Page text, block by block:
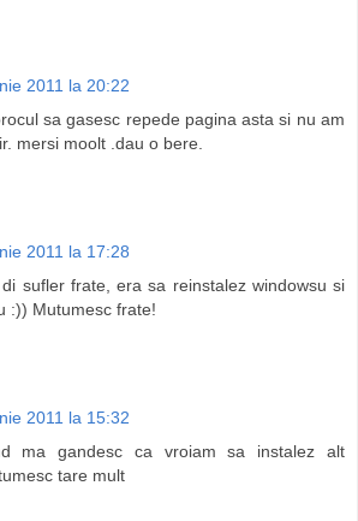
2011 la 20:22
sa gasesc repede pagina asta si nu am
mersi moolt .dau o bere.
2011 la 17:28
sufler frate, era sa reinstalez windowsu si
:)) Mutumesc frate!
2011 la 15:32
ma gandesc ca vroiam sa instalez alt
tare mult